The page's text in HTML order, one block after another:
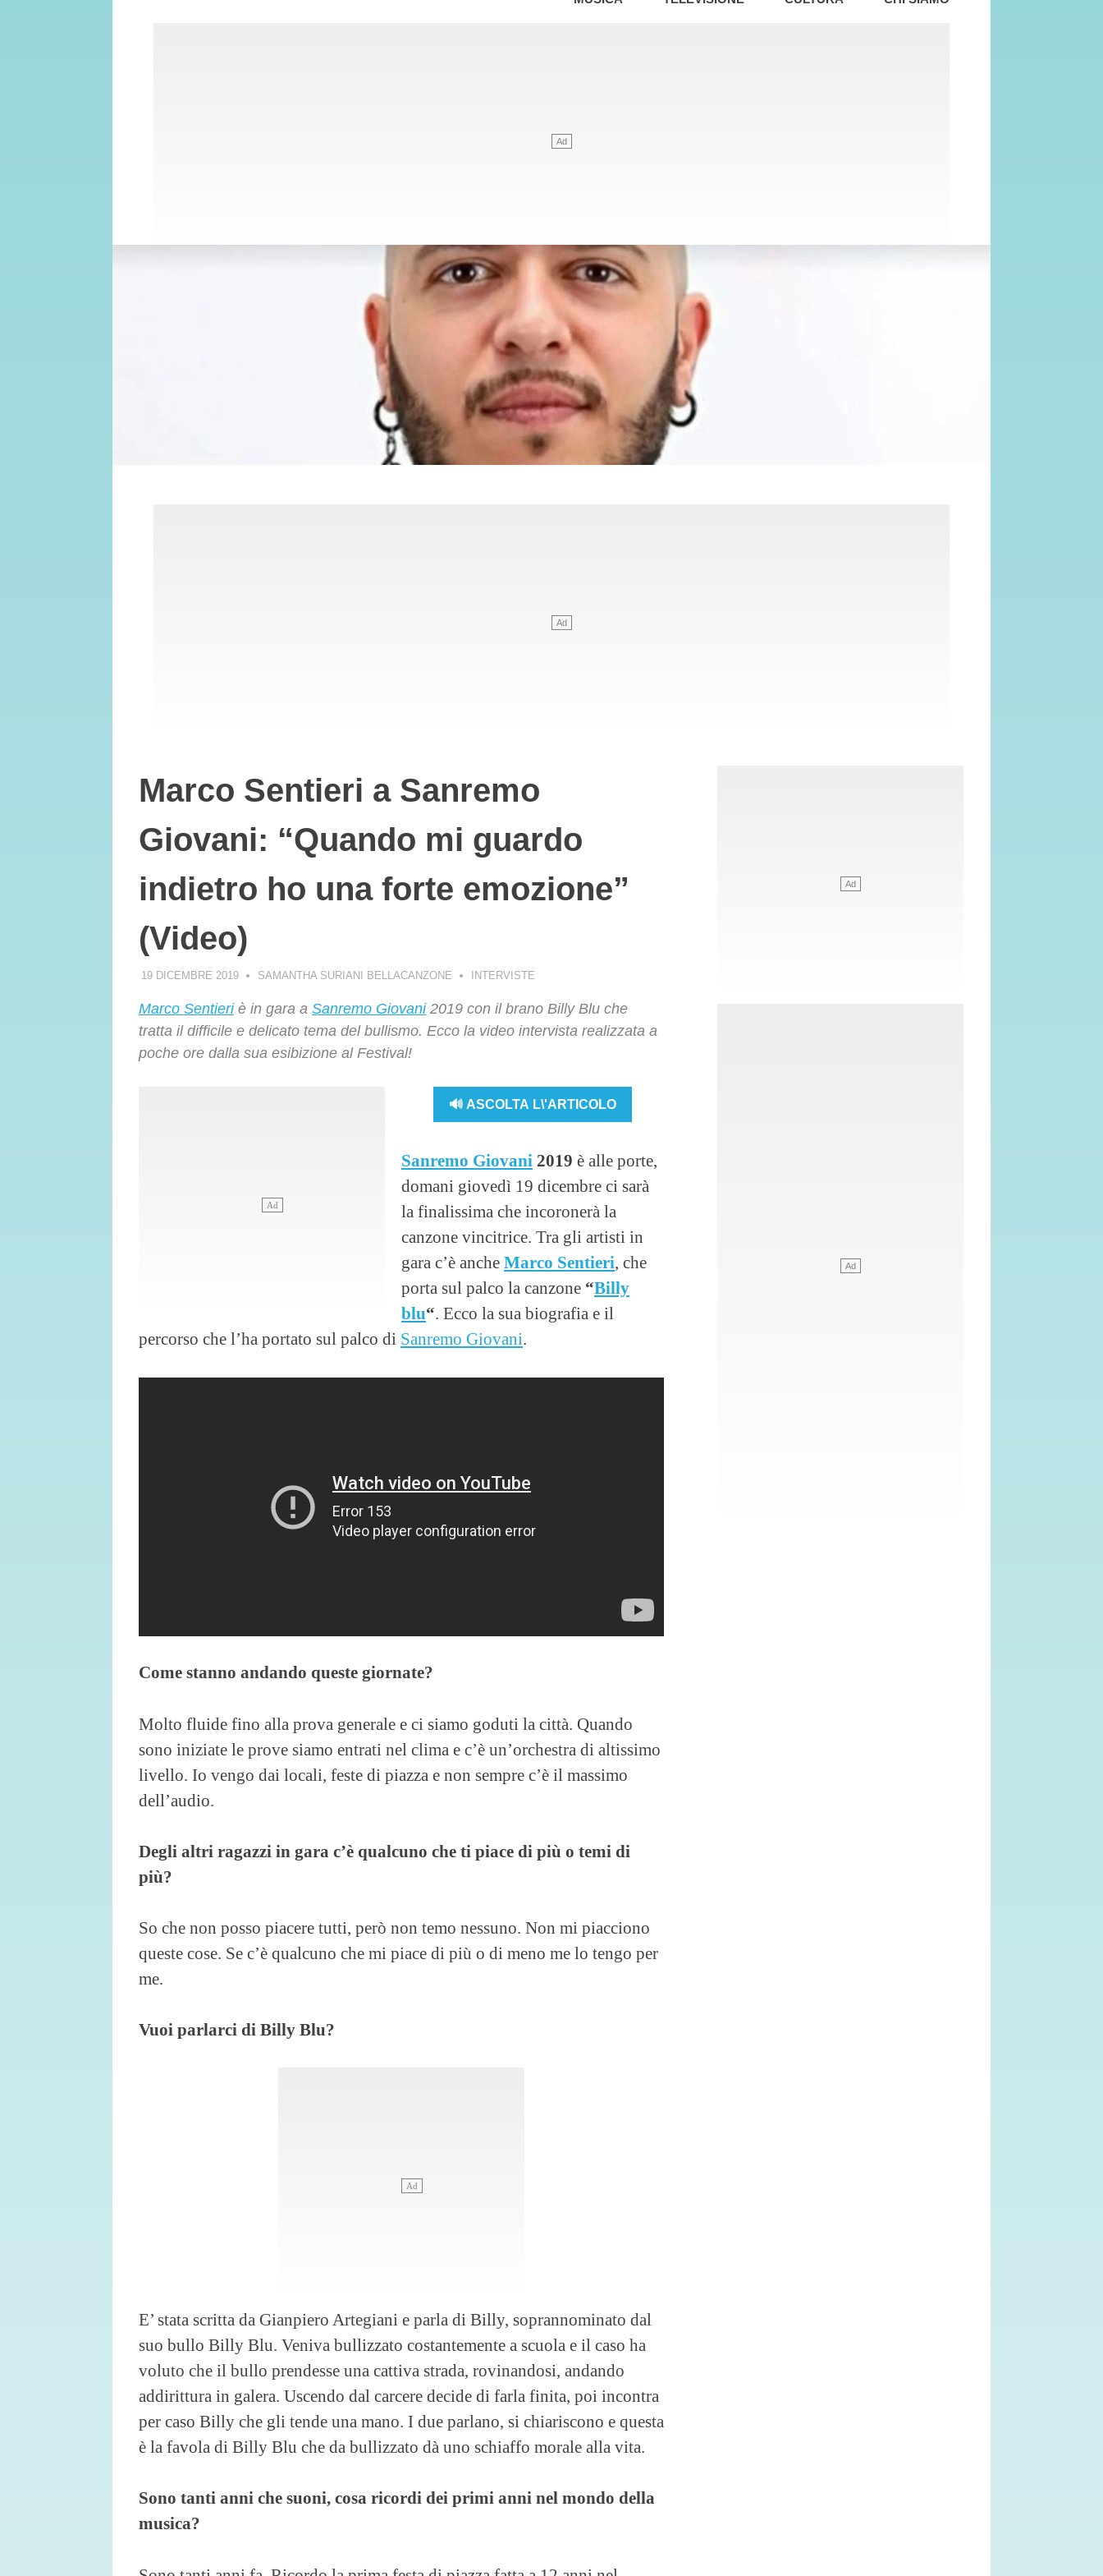
Marco Sentieri a Sanremo
Giovani: “Quando mi guardo
indietro ho una forte emozione”
(Video)
19 DICEMBRE 2019 SAMANTHA SURIANI BELLACANZONE INTERVISTE
Marco Sentieriè in gara a Sanremo Giovani2019 con il brano Billy Blu che
tratta il difficile e delicato tema del bullismo. Ecco la video intervista realizzata a
poche ore dalla sua esibizione al Festival!
🔊 ASCOLTA L\'ARTICOLO
Sanremo Giovani 2019 è alle porte,
domani giovedì 19 dicembre ci sarà
la finalissima che incoronerà la
canzone vincitrice. Tra gli artisti in
gara c’è anche Marco Sentieri, che
porta sul palco la canzone “Billy
blu“. Ecco la sua biografia e il
percorso che l’ha portato sul palco di Sanremo Giovani.
Come stanno andando queste giornate?
Molto fluide fino alla prova generale e ci siamo goduti la città. Quando
sono iniziate le prove siamo entrati nel clima e c’è un’orchestra di altissimo
livello. Io vengo dai locali, feste di piazza e non sempre c’è il massimo
dell’audio.
Degli altri ragazzi in gara c’è qualcuno che ti piace di più o temi di
più?
So che non posso piacere tutti, però non temo nessuno. Non mi piacciono
queste cose. Se c’è qualcuno che mi piace di più o di meno me lo tengo per
me.
Vuoi parlarci di Billy Blu?
E’ stata scritta da Gianpiero Artegiani e parla di Billy, soprannominato dal
suo bullo Billy Blu. Veniva bullizzato costantemente a scuola e il caso ha
voluto che il bullo prendesse una cattiva strada, rovinandosi, andando
addirittura in galera. Uscendo dal carcere decide di farla finita, poi incontra
per caso Billy che gli tende una mano. I due parlano, si chiariscono e questa
è la favola di Billy Blu che da bullizzato dà uno schiaffo morale alla vita.
Sono tanti anni che suoni, cosa ricordi dei primi anni nel mondo della
musica?